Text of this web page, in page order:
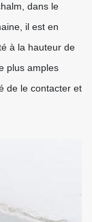
dans le
il est en
à la hauteur de
plus amples
de le contacter et